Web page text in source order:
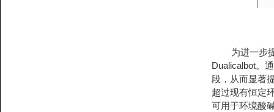
为进一步提
Dualicalbot。
段，从而显著
超过现有恒定
可用于环境酸